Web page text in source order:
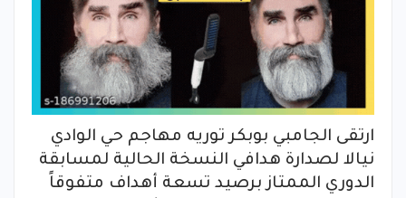
ارتقى الجامبي بوبكر توريه مهاجم حي الوادي
نيالا لصدارة هدافي النسخة الحالية لمسابقة
الدوري الممتاز برصيد تسعة أهداف متفوقاً